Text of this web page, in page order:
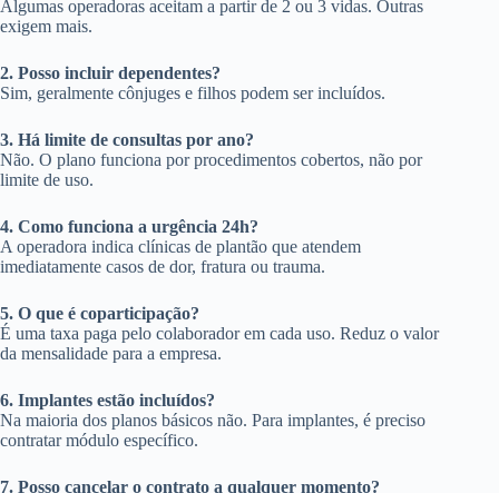
Algumas operadoras aceitam a partir de 2 ou 3 vidas. Outras
exigem mais.
2. Posso incluir dependentes?
Sim, geralmente cônjuges e filhos podem ser incluídos.
3. Há limite de consultas por ano?
Não. O plano funciona por procedimentos cobertos, não por
limite de uso.
4. Como funciona a urgência 24h?
A operadora indica clínicas de plantão que atendem
imediatamente casos de dor, fratura ou trauma.
5. O que é coparticipação?
É uma taxa paga pelo colaborador em cada uso. Reduz o valor
da mensalidade para a empresa.
6. Implantes estão incluídos?
Na maioria dos planos básicos não. Para implantes, é preciso
contratar módulo específico.
7. Posso cancelar o contrato a qualquer momento?